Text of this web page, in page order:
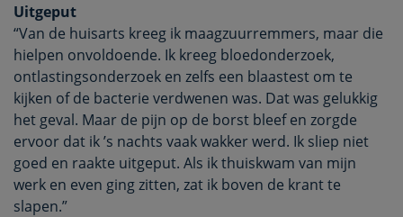
Uitgeput
“Van de huisarts kreeg ik maagzuurremmers, maar die
hielpen onvoldoende. Ik kreeg bloedonderzoek,
ontlastingsonderzoek en zelfs een blaastest om te
kijken of de bacterie verdwenen was. Dat was gelukkig
het geval. Maar de pijn op de borst bleef en zorgde
ervoor dat ik ’s nachts vaak wakker werd. Ik sliep niet
goed en raakte uitgeput. Als ik thuiskwam van mijn
werk en even ging zitten, zat ik boven de krant te
slapen.”